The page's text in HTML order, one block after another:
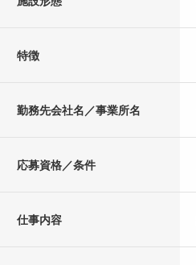
特徴
勤務先会社名／事業所名
応募資格／条件
仕事内容